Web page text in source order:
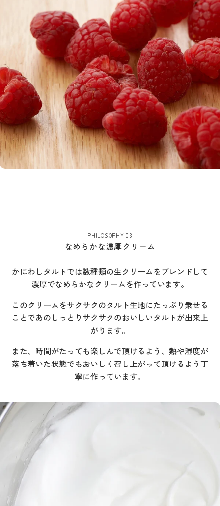
PHILOSOPHY 03
なめらかな濃厚クリーム
かにわしタルトでは数種類の生クリームをブレンドして
濃厚でなめらかなクリームを作っています。
このクリームをサクサクのタルト生地にたっぷり乗せる
ことであのしっとりサクサクのおいしいタルトが出来上
がります。
また、時間がたっても楽しんで頂けるよう、熱や湿度が
落ち着いた状態でもおいしく召し上がって頂けるよう丁
寧に作っています。